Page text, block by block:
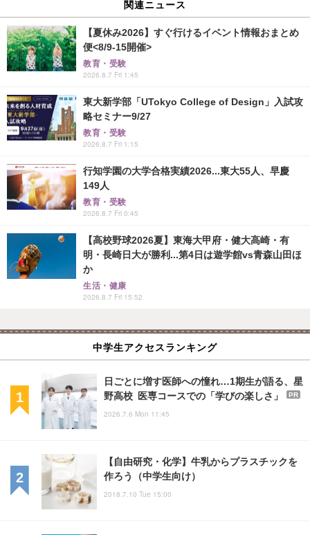
関連ニュース
【夏休み2026】すぐ行けるイベント情報おまとめ
便<8/9-15開催>
教育・受験
2026.8.7 Fri 1:45
東大新学部「UTokyo College of Design」入試攻
略セミナー9/27
教育・受験
2026.8.7 Fri 1:15
行知学園の大学合格実績2026...東大55人、早慶
149人
教育・受験
2026.8.7 Fri 0:45
【高校野球2026夏】東海大甲府・健大高崎・有
明・長崎日大が勝利...第4日は遊学館vs青森山田ほ
か
生活・健康
2026.8.7 Fri 15:52
中学生アクセスランキング
日ごとに増す医師への憧れ…1期生が語る、星
野高校 医専コースでの「学びの楽しさ」
PR
2026.7.6 Mon 11:45
【自由研究・化学】牛乳からプラスチックを
作ろう（中学生向け）
2018.7.10 Tue 15:00